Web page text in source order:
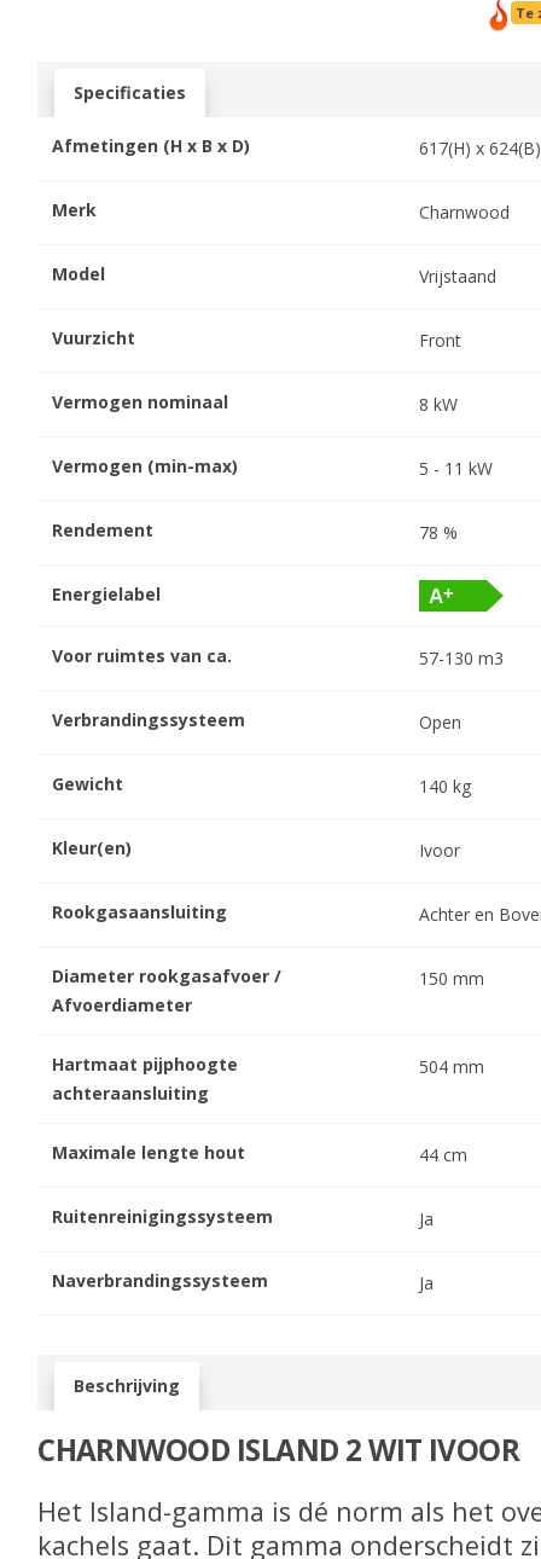
Te
Specificaties
Afmetingen (H x B x D) 617(H) x624
Merk Charnwood
Model Vrijstaand
Vuurzicht Front
Vermogen nominaal 8 kW
Vermogen (min-max) 5 - 11 kW
Rendement 78 %
Energielabel
Voor ruimtes van ca. 57-130 m3
Verbrandingssysteem Open
Gewicht 140 kg
Kleur(en) Ivoor
Rookgasaansluiting Achter en
Diameter rookgasafvoer /
Afvoerdiameter
150 mm
Hartmaat pijphoogte
achteraansluiting
504 mm
Maximale lengte hout 44 cm
Ruitenreinigingssysteem Ja
Naverbrandingssysteem Ja
Beschrijving
CHARNWOOD ISLAND 2 WIT IVOOR
Het Island-gamma is dé norm als het
kachels gaat. Dit gamma onderscheidt